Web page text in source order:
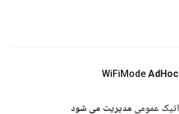
FiMode AdHoc
مدیریت می شود